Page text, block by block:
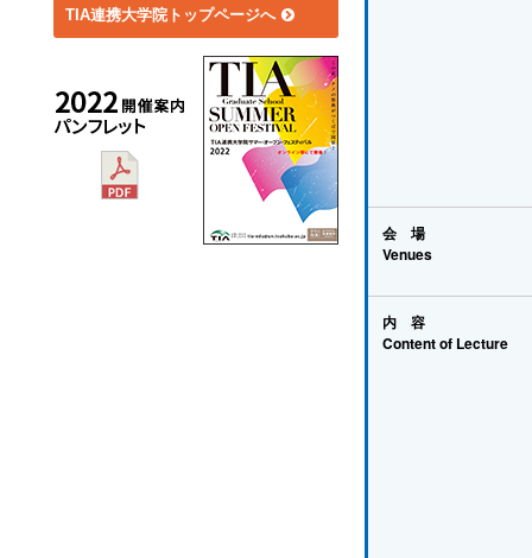
TIA連携大学院トップページへ
会 場
Venues
内 容
Content of Lecture